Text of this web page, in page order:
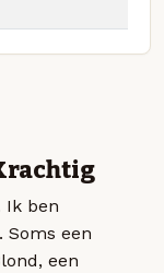
Ik ben
Soms een
een